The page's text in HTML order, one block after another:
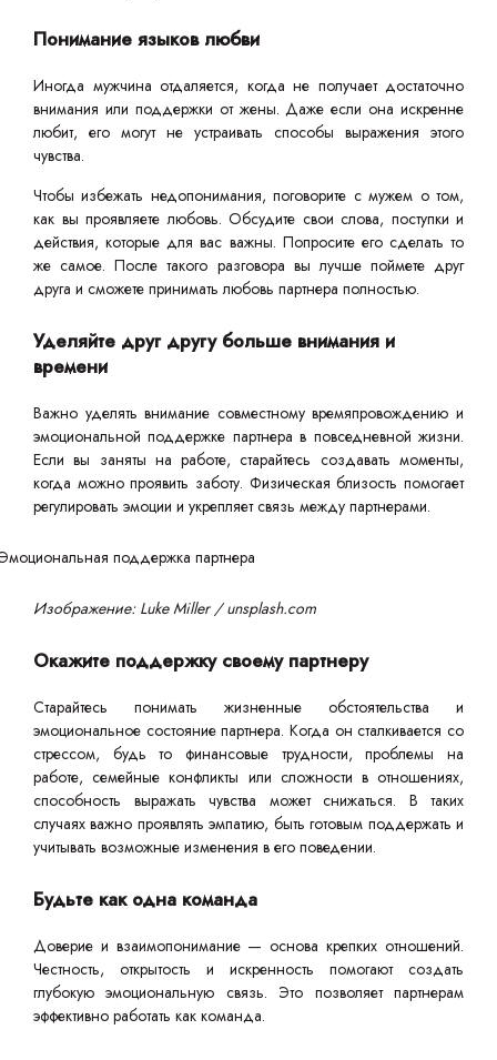
Понимание языков любви
Иногда мужчина отдаляется, когда не получает достаточно
внимания или поддержки от жены. Даже если она искренне
любит, его могут не устраивать способы выражения этого
чувства.
Чтобы избежать недопонимания, поговорите с мужем о том,
как вы проявляете любовь. Обсудите свои слова, поступки и
действия, которые для вас важны. Попросите его сделать то
же самое. После такого разговора вы лучше поймете друг
друга и сможете принимать любовь партнера полностью.
Уделяйте друг другу больше внимания и
времени
Важно уделять внимание совместному времяпровождению и
эмоциональной поддержке партнера в повседневной жизни.
Если вы заняты на работе, старайтесь создавать моменты,
когда можно проявить заботу. Физическая близость помогает
регулировать эмоции и укрепляет связь между партнерами.
Изображение: Luke Miller / unsplash.com
Окажите поддержку своему партнеру
Старайтесь понимать жизненные обстоятельства и
эмоциональное состояние партнера. Когда он сталкивается со
стрессом, будь то финансовые трудности, проблемы на
работе, семейные конфликты или сложности в отношениях,
способность выражать чувства может снижаться. В таких
случаях важно проявлять эмпатию, быть готовым поддержать и
учитывать возможные изменения в его поведении.
Будьте как одна команда
Доверие и взаимопонимание — основа крепких отношений.
Честность, открытость и искренность помогают создать
глубокую эмоциональную связь. Это позволяет партнерам
эффективно работать как команда.